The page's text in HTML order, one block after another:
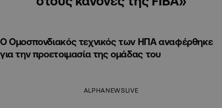
Ο Ομοσπονδιακός τεχνικός των ΗΠΑ αναφέρθηκε
για την προετοιμασία της ομάδας του
ALPHANEWSLIVE